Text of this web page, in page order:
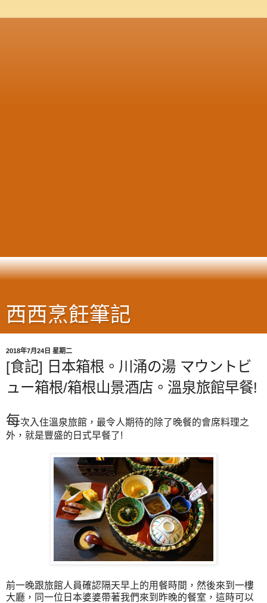
西西烹飪筆記
2018年7月24日 星期二
[食記] 日本箱根。川涌の湯 マウントビ
ュー箱根/箱根山景酒店。溫泉旅館早餐!
每次入住溫泉旅館，最令人期待的除了晚餐的會席料理之
外，就是豐盛的日式早餐了!
前一晚跟旅館人員確認隔天早上的用餐時間，然後來到一樓
大廳，同一位日本婆婆帶著我們來到昨晚的餐室，這時可以